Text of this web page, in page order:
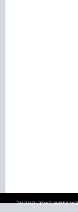
שימוש באתר והגנה על